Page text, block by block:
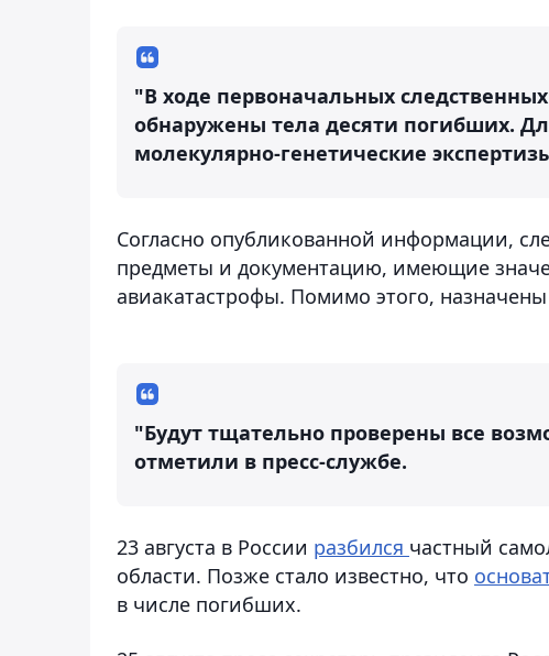
"В ходе первоначальных
обнаружены тела десяти погибших.
молекулярно-генетические
Согласно опубликованной информации,
предметы и документацию, имеющие
авиакатастрофы. Помимо этого,
"Будут тщательно проверены все
отметили в пресс-службе.
23 августа в России разбился частный
области. Позже стало известно, что
в числе погибших.